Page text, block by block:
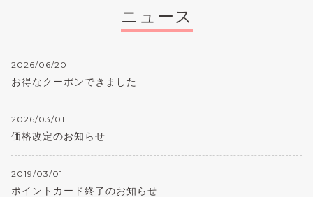
ニュース
2026/06/20
お得なクーポンできました
2026/03/01
価格改定のお知らせ
2019/03/01
ポイントカード終了のお知らせ